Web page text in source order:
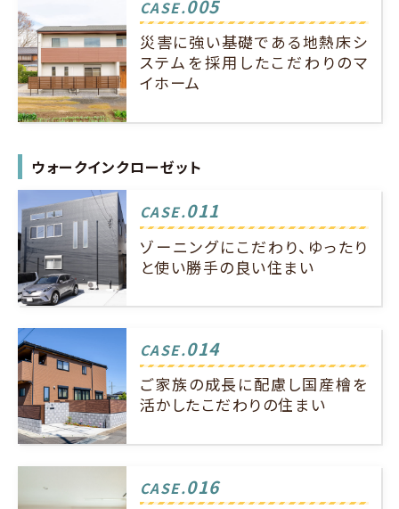
CASE.005
災害に強い基礎である地熱床シ
ステムを採用したこだわりのマ
イホーム
ウォークインクローゼット
CASE.011
ゾーニングにこだわり、ゆったり
と使い勝手の良い住まい
CASE.014
ご家族の成長に配慮し国産檜を
活かしたこだわりの住まい
CASE.016